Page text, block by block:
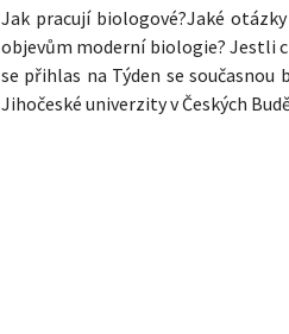
Jak pracují biologové?Jaké
objevům moderní biologie? Jestli
se přihlas na Týden se
Jihočeské univerzity v Českých